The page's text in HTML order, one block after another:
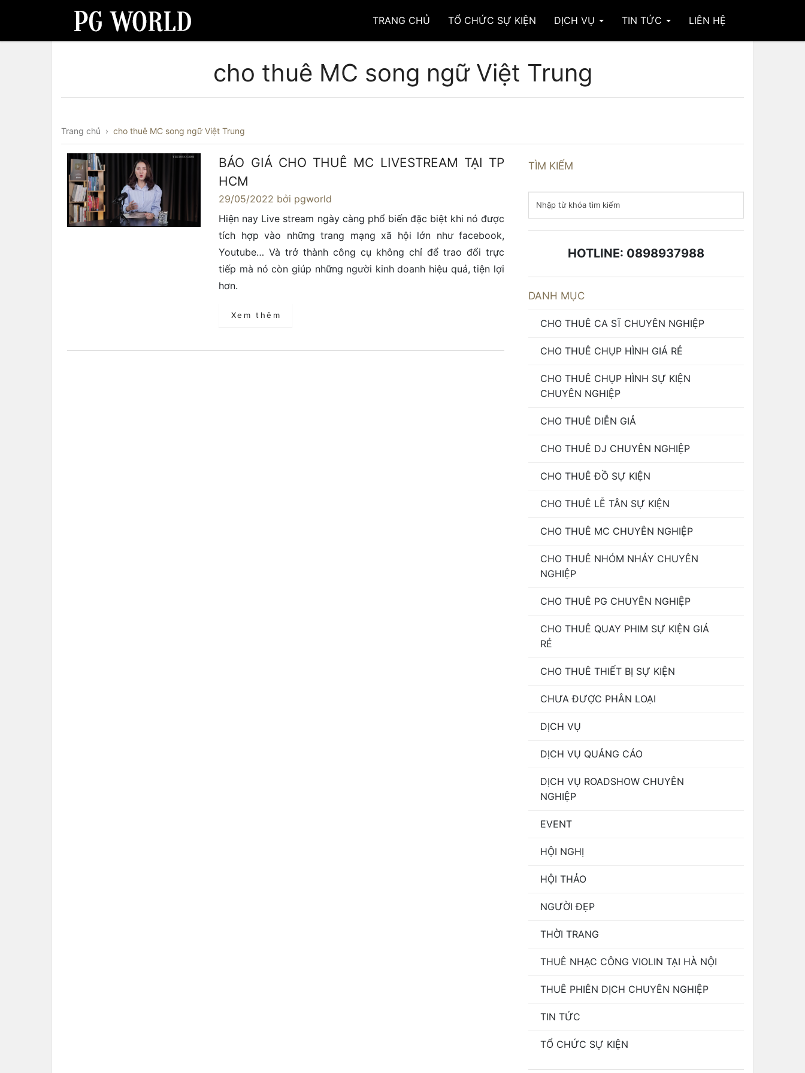
TRANG CHỦ TỔ CHỨC SỰ KIỆN DỊCH VỤ TIN TỨC LIÊN HỆ
cho thuê MC song ngữ Việt Trung
Trang chủ › cho thuê MC song ngữ Việt Trung
BÁO GIÁ CHO THUÊ MC LIVESTREAM TẠI TP
HCM
29/05/2022 bởi pgworld
Hiện nay Live stream ngày càng phổ biến đặc biệt khi nó được
tích hợp vào những trang mạng xã hội lớn như facebook,
Youtube… Và trở thành công cụ không chỉ để trao đổi trực
tiếp mà nó còn giúp những người kinh doanh hiệu quả, tiện lợi
hơn.
Xem thêm
TÌM KIẾM
HOTLINE: 0898937988
DANH MỤC
CHO THUÊ CA SĨ CHUYÊN NGHIỆP
CHO THUÊ CHỤP HÌNH GIÁ RẺ
CHO THUÊ CHỤP HÌNH SỰ KIỆN
CHUYÊN NGHIỆP
CHO THUÊ DIỄN GIẢ
CHO THUÊ DJ CHUYÊN NGHIỆP
CHO THUÊ ĐỒ SỰ KIỆN
CHO THUÊ LỄ TÂN SỰ KIỆN
CHO THUÊ MC CHUYÊN NGHIỆP
CHO THUÊ NHÓM NHẢY CHUYÊN
NGHIỆP
CHO THUÊ PG CHUYÊN NGHIỆP
CHO THUÊ QUAY PHIM SỰ KIỆN GIÁ
RẺ
CHO THUÊ THIẾT BỊ SỰ KIỆN
CHƯA ĐƯỢC PHÂN LOẠI
DỊCH VỤ
DỊCH VỤ QUẢNG CÁO
DỊCH VỤ ROADSHOW CHUYÊN
NGHIỆP
EVENT
HỘI NGHỊ
HỘI THẢO
NGƯỜI ĐẸP
THỜI TRANG
THUÊ NHẠC CÔNG VIOLIN TẠI HÀ NỘI
THUÊ PHIÊN DỊCH CHUYÊN NGHIỆP
TIN TỨC
TỔ CHỨC SỰ KIỆN